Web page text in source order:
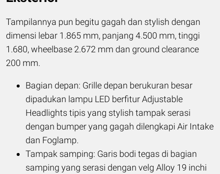
Tampilannya pun begitu gagah dan stylish dengan
dimensi lebar 1.865 mm, panjang 4.500 mm, tinggi
1.680, wheelbase 2.672 mm dan ground clearance
200 mm.
Bagian depan: Grille depan berukuran besar
dipadukan lampu LED berfitur Adjustable
Headlights tipis yang stylish tampak serasi
dengan bumper yang gagah dilengkapi Air Intake
dan Foglamp.
Tampak samping: Garis bodi tegas di bagian
samping yang serasi dengan velg Alloy 19 inchi